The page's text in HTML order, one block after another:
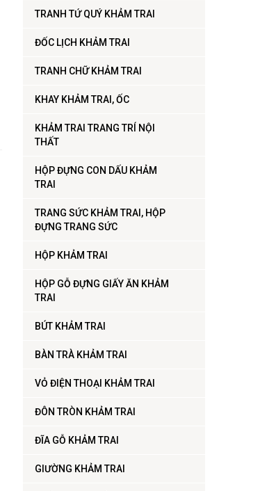
TRANH TỨ QUÝ KHẢM TRAI
ĐỐC LỊCH KHẢM TRAI
TRANH CHỮ KHẢM TRAI
KHAY KHẢM TRAI, ỐC
KHẢM TRAI TRANG TRÍ NỘI
THẤT
HỘP ĐỰNG CON DẤU KHẢM
TRAI
TRANG SỨC KHẢM TRAI, HỘP
ĐỰNG TRANG SỨC
HỘP KHẢM TRAI
HỘP GỖ ĐỰNG GIẤY ĂN KHẢM
TRAI
BÚT KHẢM TRAI
BÀN TRÀ KHẢM TRAI
VỎ ĐIỆN THOẠI KHẢM TRAI
ĐÔN TRÒN KHẢM TRAI
ĐĨA GỖ KHẢM TRAI
GIƯỜNG KHẢM TRAI